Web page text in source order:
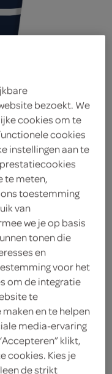
greek
5%
bij de
bezoekt. We
cookies om te
cookies
instellingen aan te
te meten,
toestemming
van
we je op basis
tonen die
en
voor het
om de integratie
te
en te helpen
media-ervaring
klikt,
cookies. Kies je
de strikt